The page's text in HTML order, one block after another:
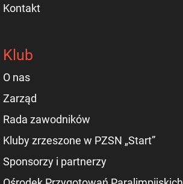
Kontakt
Klub
O nas
Zarząd
Rada zawodników
Kluby zrzeszone w PZSN „Start”
Sponsorzy i partnerzy